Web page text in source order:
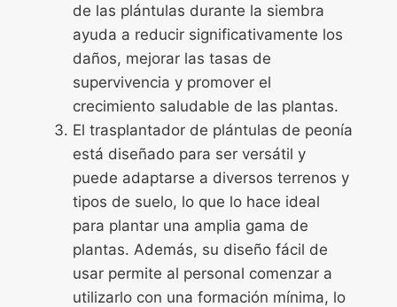
de las plántulas durante la siembra
ayuda a reducir significativamente los
daños, mejorar las tasas de
supervivencia y promover el
crecimiento saludable de las plantas.
El trasplantador de plántulas de peonía
está diseñado para ser versátil y
puede adaptarse a diversos terrenos y
tipos de suelo, lo que lo hace ideal
para plantar una amplia gama de
plantas. Además, su diseño fácil de
usar permite al personal comenzar a
utilizarlo con una formación mínima, lo